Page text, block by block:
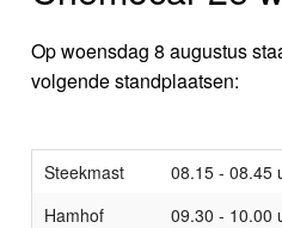
Op woensdag 8 augustus
volgende standplaatsen:
Steekmast
08.15 - 08.45
Hamhof
09.30 - 10.00